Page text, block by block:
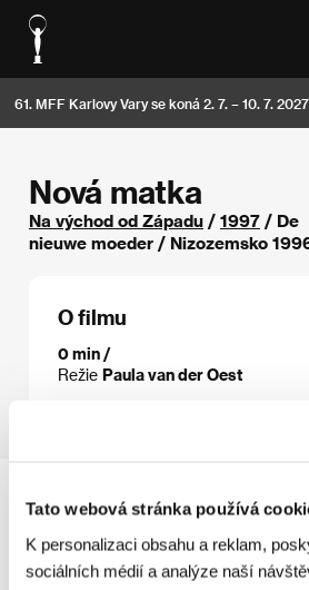
Tato webová stránka používá
K personalizaci obsahu a reklam,
sociálních médií a analýze naší
61. MFF Karlovy Vary se koná 2. 7. – 10. 7. 2027
Nová matka
Na východ od Západu / 1997 / De
nieuwe moeder / Nizozemsko
O filmu
0 min /
Režie Paula van der Oest